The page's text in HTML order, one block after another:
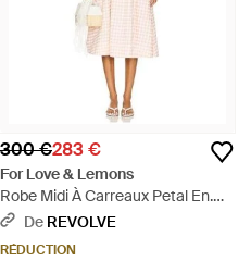
300 €283 €
For Love & Lemons
Robe Midi À Carreaux Petal En.
Taille Also En S, M - Blanc
De REVOLVE
RÉDUCTION